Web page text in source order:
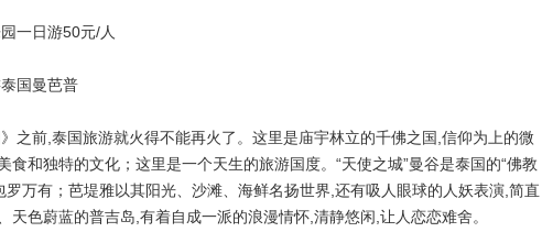
一日游50元/人
国曼芭普
前,泰国旅游就火得不能再火了。这里是庙宇林立的千佛之国,信仰为上的微
食和独特的文化；这里是一个天生的旅游国度。“天使之城”曼谷是泰国的“佛教
罗万有；芭堤雅以其阳光、沙滩、海鲜名扬世界,还有吸人眼球的人妖表演,简直
天色蔚蓝的普吉岛,有着自成一派的浪漫情怀,清静悠闲,让人恋恋难舍。